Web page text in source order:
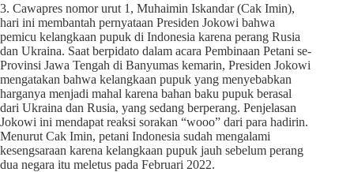
3. Cawapres nomor urut 1, Muhaimin Iskandar (Cak Imin),
hari ini membantah pernyataan Presiden Jokowi bahwa
pemicu kelangkaan pupuk di Indonesia karena perang Rusia
dan Ukraina. Saat berpidato dalam acara Pembinaan Petani se-
Provinsi Jawa Tengah di Banyumas kemarin, Presiden Jokowi
mengatakan bahwa kelangkaan pupuk yang menyebabkan
harganya menjadi mahal karena bahan baku pupuk berasal
dari Ukraina dan Rusia, yang sedang berperang. Penjelasan
Jokowi ini mendapat reaksi sorakan “wooo” dari para hadirin.
Menurut Cak Imin, petani Indonesia sudah mengalami
kesengsaraan karena kelangkaan pupuk jauh sebelum perang
dua negara itu meletus pada Februari 2022.